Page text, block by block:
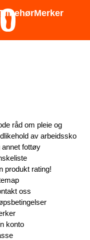
levering
Merker
råd om pleie og
av arbeidssko
annet fottøy
produkt rating!
oss
konto